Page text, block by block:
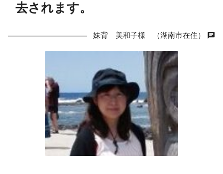
去されます。
妹背 美和子様 （湖南市在住） chat